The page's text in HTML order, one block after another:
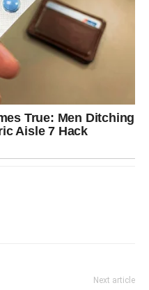
Next article